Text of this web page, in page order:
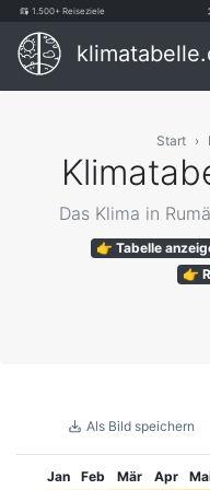
1.500+ Reiseziele
Start
Das Klima in
👉 Tabelle
👉
Als Bild speichern
Jan Feb Mär Apr